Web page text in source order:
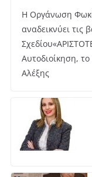
Η Οργάνωση
αναδεικνύει τις
Αυτοδιοίκηση,
Αλέξης